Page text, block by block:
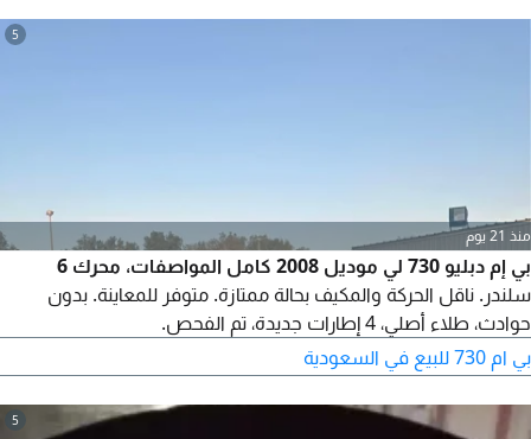
5
منذ 21 يوم
بي إم دبليو 730 لي موديل 2008 كامل المواصفات، محرك 6
سلندر. ناقل الحركة والمكيف بحالة ممتازة. متوفر للمعاينة. بدون
حوادث، طلاء أصلي، 4 إطارات جديدة، تم الفحص.
بي ام 730 للبيع في السعودية
5